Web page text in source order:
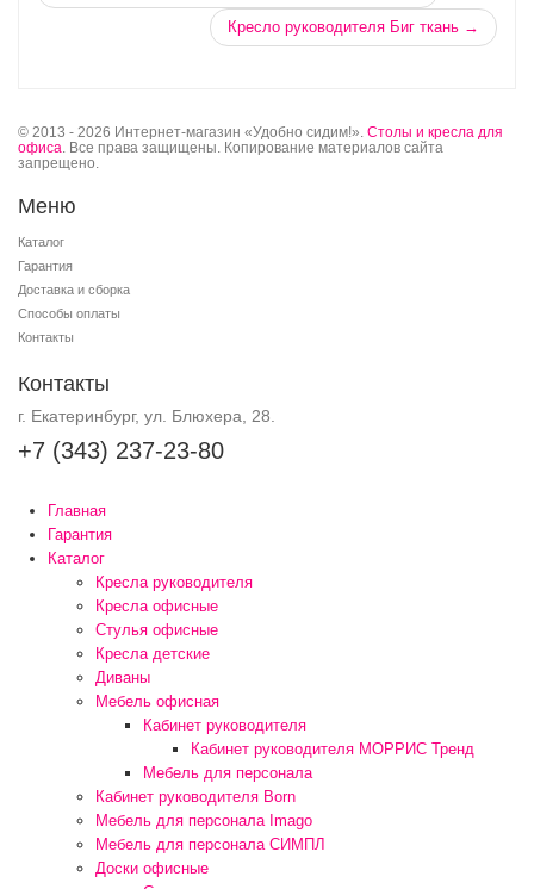
Кресло руководителя Биг ткань →
© 2013 - 2026 Интернет-магазин «Удобно сидим!». Столы и кресла для
офиса. Все права защищены. Копирование материалов сайта
запрещено.
Меню
Каталог
Гарантия
Доставка и сборка
Способы оплаты
Контакты
Контакты
г. Екатеринбург, ул. Блюхера, 28.
+7 (343) 237-23-80
Главная
Гарантия
Каталог
Кресла руководителя
Кресла офисные
Стулья офисные
Кресла детские
Диваны
Мебель офисная
Кабинет руководителя
Кабинет руководителя МОРРИС Тренд
Мебель для персонала
Кабинет руководителя Born
Мебель для персонала Imago
Мебель для персонала СИМПЛ
Доски офисные